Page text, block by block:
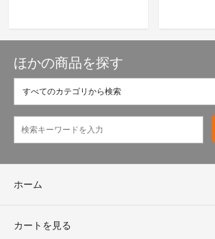
ほかの商品を探す
ホーム
カートを見る